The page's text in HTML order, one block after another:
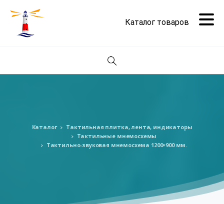
Поиск
Каталог
Тактильная плитка, лента, индикаторы
Тактильные мнемосхемы
Тактильно-звуковая мнемосхема 1200×900 мм.